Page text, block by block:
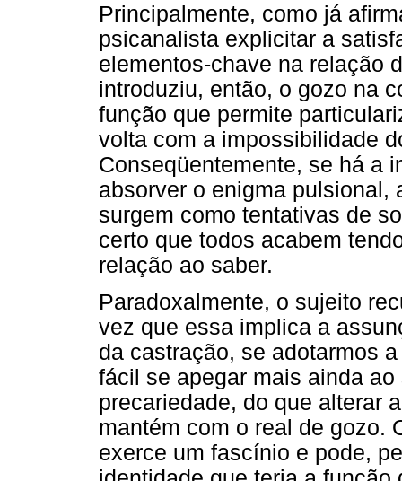
Principalmente, como já
psicanalista explicitar a
elementos-chave na relação
introduziu, então, o gozo na
função que permite
volta com a impossibilidade
Conseqüentemente, se há a
absorver o enigma pulsional,
surgem como tentativas de
certo que todos acabem
relação ao saber.
Paradoxalmente, o sujeito
vez que essa implica a
da castração, se adotarmos
fácil se apegar mais ainda
precariedade, do que alterar
mantém com o real de gozo.
exerce um fascínio e pode,